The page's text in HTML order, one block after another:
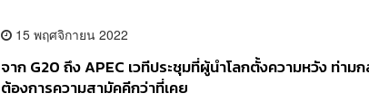
15 พฤศจิกายน 2022
จาก G20 ถึง APEC เวทีประชุมที่ผู้นำโลกตั้งความหวัง ท่าม
ต้องการความสามัคคีกว่าที่เคย